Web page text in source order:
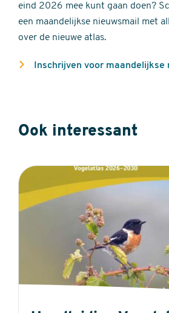
eind 2026 mee kunt gaan doen?
een maandelijkse nieuwsmail met
over de nieuwe atlas.
Inschrijven voor maandelijkse
Ook interessant